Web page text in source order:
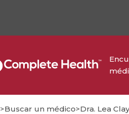
>Buscar un médico>Dra. Lea